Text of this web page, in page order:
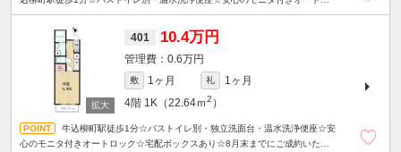
401 10.4万円
0.6万円
敷 1ヶ月 礼
1ヶ月
4階 1K（22.64ｍ2 ）
牛込柳町駅徒歩1分☆バストイレ別・独立洗面台・温水洗浄便座☆安
心のモニタ付きオートロック☆宅配ボックスあり☆8月末までにご成約いただ